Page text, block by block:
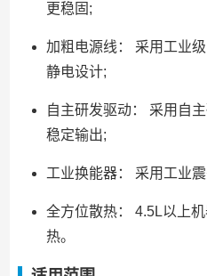
更稳固;
加粗电源线： 采用工业
静电设计;
自主研发驱动： 采用自
稳定输出;
工业换能器： 采用工业
全方位散热： 4.5L以上
热。